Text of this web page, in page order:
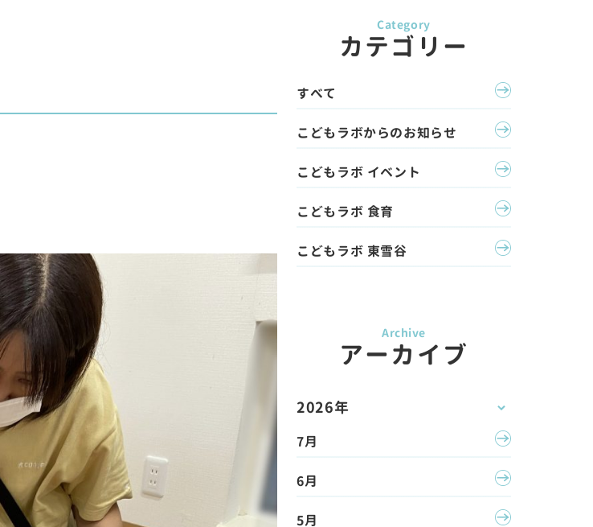
カテゴリー
すべて
こどもラボからのお知らせ
こどもラボ イベント
こどもラボ 食育
こどもラボ 東雪谷
アーカイブ
2026年
7月
6月
5月